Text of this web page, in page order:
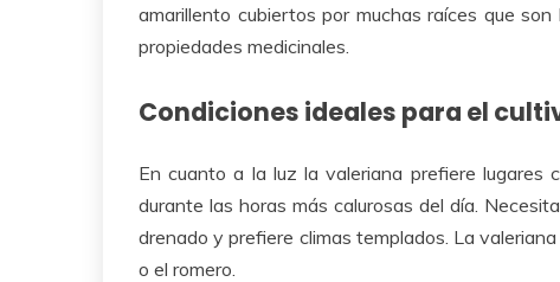
amarillento cubiertos por muchas raíces que
propiedades medicinales.
Condiciones ideales para el
En cuanto a la luz la valeriana prefiere lugares
durante las horas más calurosas del día.
drenado y prefiere climas templados. La
o el romero.